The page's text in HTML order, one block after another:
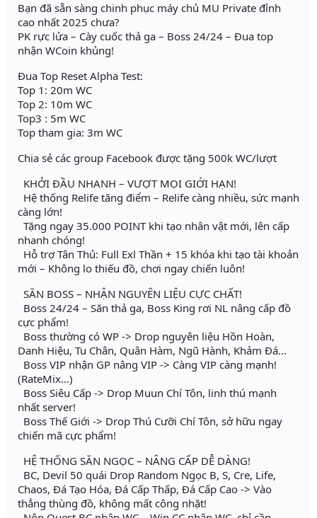
Bạn đã sẵn sàng chinh phục máy chủ MU Private đỉnh
cao nhất 2025 chưa?
PK rực lửa – Cày cuốc thả ga – Boss 24/24 – Đua top
nhận WCoin khủng!
Đua Top Reset Alpha Test:
Top 1: 20m WC
Top 2: 10m WC
Top3 : 5m WC
Top tham gia: 3m WC
Chia sẻ các group Facebook được tặng 500k WC/lượt
KHỞI ĐẦU NHANH – VƯỢT MỌI GIỚI HẠN!
Hệ thống Relife tăng điểm – Relife càng nhiều, sức mạnh
càng lớn!
Tặng ngay 35.000 POINT khi tạo nhân vật mới, lên cấp
nhanh chóng!
Hỗ trợ Tân Thủ: Full Exl Thần + 15 khóa khi tạo tài khoản
mới – Không lo thiếu đồ, chơi ngay chiến luôn!
SĂN BOSS – NHẬN NGUYÊN LIỆU CỰC CHẤT!
Boss 24/24 – Săn thả ga, Boss King rơi NL nâng cấp đồ
cực phẩm!
Boss thường có WP -> Drop nguyên liệu Hồn Hoàn,
Danh Hiệu, Tu Chân, Quân Hàm, Ngũ Hành, Khảm Đá...
Boss VIP nhận GP nâng VIP -> Càng VIP càng mạnh!
(RateMix...)
Boss Siêu Cấp -> Drop Muun Chí Tôn, linh thú mạnh
nhất server!
Boss Thế Giới -> Drop Thú Cưỡi Chí Tôn, sở hữu ngay
chiến mã cực phẩm!
HỆ THỐNG SĂN NGỌC – NÂNG CẤP DỄ DÀNG!
BC, Devil 50 quái Drop Random Ngọc B, S, Cre, Life,
Chaos, Đá Tạo Hóa, Đá Cấp Thấp, Đá Cấp Cao -> Vào
thẳng thùng đồ, không mất công nhặt!